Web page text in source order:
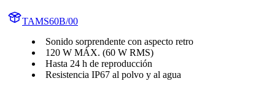
TAMS60B/00
Sonido sorprendente con aspecto retro
120 W MÁX. (60 W RMS)
Hasta 24 h de reproducción
Resistencia IP67 al polvo y al agua